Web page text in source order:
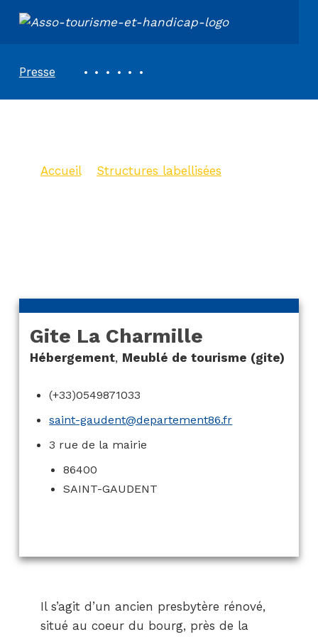
ASSOCIATION TOURISME ET HANDICAPS
Presse
Accueil> Structures labellisées
Gite La Charmille
Hébergement, Meublé de tourisme (gite)
(+33)0549871033
saint-gaudent@departement86.fr
3 rue de la mairie
86400
SAINT-GAUDENT
Il s’agit d’un ancien presbytère rénové,
situé au coeur du bourg, près de la